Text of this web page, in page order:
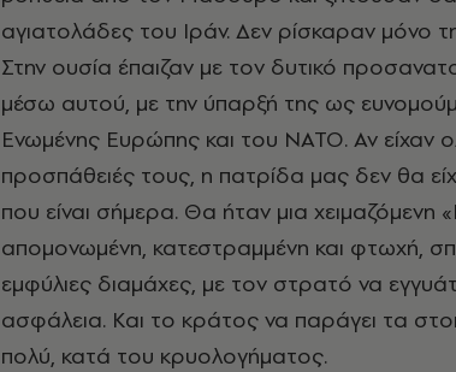
αγιατολάδες του Ιράν. Δεν ρίσκαραν μόνο
Στην ουσία έπαιζαν με τον δυτικό
μέσω αυτού, με την ύπαρξή της ως
Ενωμένης Ευρώπης και του ΝΑΤΟ. Αν είχαν
προσπάθειές τους, η πατρίδα μας δεν θα
που είναι σήμερα. Θα ήταν μια
απομονωμένη, κατεστραμμένη και φτωχή,
εμφύλιες διαμάχες, με τον στρατό να
ασφάλεια. Και το κράτος να παράγει τα
πολύ, κατά του κρυολογήματος.